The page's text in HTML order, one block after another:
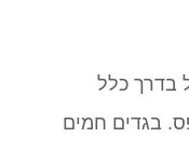
בדרך כלל
בגדים חמים